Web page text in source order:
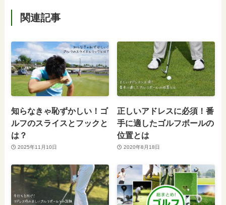
関連記事
知らなきゃ恥ずかしい！ゴ
ルフのスライスとフックと
は？
2025年11月10日
正しいアドレスに必須！番
手に適したゴルフボールの
位置とは
2020年8月18日